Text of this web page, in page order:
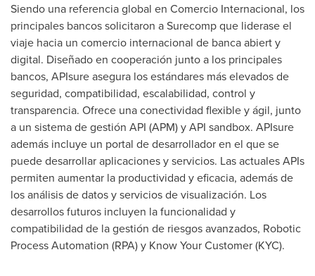
Siendo una referencia global en Comercio Internacional, los
principales bancos solicitaron a Surecomp que liderase el
viaje hacia un comercio internacional de banca abiert y
digital. Diseñado en cooperación junto a los principales
bancos, APIsure asegura los estándares más elevados de
seguridad, compatibilidad, escalabilidad, control y
transparencia. Ofrece una conectividad flexible y ágil, junto
a un sistema de gestión API (APM) y API sandbox. APIsure
además incluye un portal de desarrollador en el que se
puede desarrollar aplicaciones y servicios. Las actuales APIs
permiten aumentar la productividad y eficacia, además de
los análisis de datos y servicios de visualización. Los
desarrollos futuros incluyen la funcionalidad y
compatibilidad de la gestión de riesgos avanzados, Robotic
Process Automation (RPA) y Know Your Customer (KYC).